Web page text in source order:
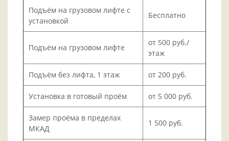
Подъём на грузовом лифте с
установкой
Бесплатно
Подъём на грузовом лифте
от 500 руб./
этаж
Подъём без лифта, 1 этаж от 200 руб.
Установка в готовый проём от 5 000 руб.
Замер проёма в пределах
МКАД
1 500 руб.